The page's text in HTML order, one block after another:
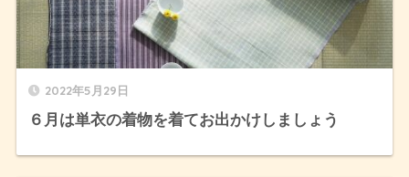
2022年5月29日
６月は単衣の着物を着てお出かけしましょう